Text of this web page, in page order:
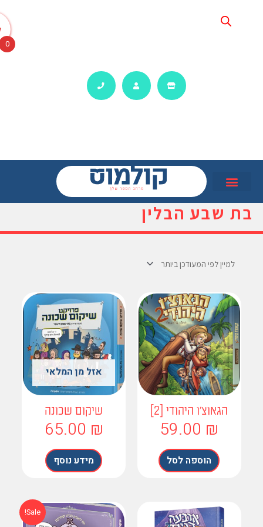
שבע הבלין
הגאוצ'ו היהודי [2]
59.00
הוספה לסל
אזל מן המלאי
שיקום שכונה
65.00
מידע נוסף
Sale!
המחיר
המחיר